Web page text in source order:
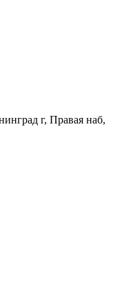
г, Правая наб,